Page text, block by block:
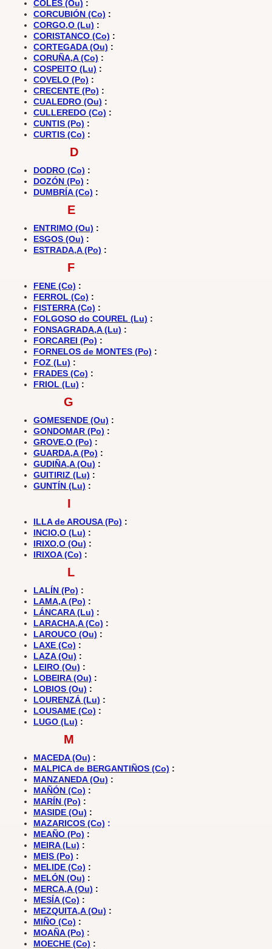
COLES (Ou) :
CORCUBIÓN (Co) :
CORGO,O (Lu) :
CORISTANCO (Co) :
CORTEGADA (Ou) :
CORUÑA,A (Co) :
COSPEITO (Lu) :
COVELO (Po) :
CRECENTE (Po) :
CUALEDRO (Ou) :
CULLEREDO (Co) :
CUNTIS (Po) :
CURTIS (Co) :
D
DODRO (Co) :
DOZÓN (Po) :
DUMBRÍA (Co) :
E
ENTRIMO (Ou) :
ESGOS (Ou) :
ESTRADA,A (Po) :
F
FENE (Co) :
FERROL (Co) :
FISTERRA (Co) :
FOLGOSO do COUREL (Lu) :
FONSAGRADA,A (Lu) :
FORCAREI (Po) :
FORNELOS de MONTES (Po) :
FOZ (Lu) :
FRADES (Co) :
FRIOL (Lu) :
G
GOMESENDE (Ou) :
GONDOMAR (Po) :
GROVE,O (Po) :
GUARDA,A (Po) :
GUDIÑA,A (Ou) :
GUITIRIZ (Lu) :
GUNTÍN (Lu) :
I
ILLA de AROUSA (Po) :
INCIO,O (Lu) :
IRIXO,O (Ou) :
IRIXOA (Co) :
L
LALÍN (Po) :
LAMA,A (Po) :
LÁNCARA (Lu) :
LARACHA,A (Co) :
LAROUCO (Ou) :
LAXE (Co) :
LAZA (Ou) :
LEIRO (Ou) :
LOBEIRA (Ou) :
LOBIOS (Ou) :
LOURENZÁ (Lu) :
LOUSAME (Co) :
LUGO (Lu) :
M
MACEDA (Ou) :
MALPICA de BERGANTIÑOS (Co) :
MANZANEDA (Ou) :
MAÑÓN (Co) :
MARÍN (Po) :
MASIDE (Ou) :
MAZARICOS (Co) :
MEAÑO (Po) :
MEIRA (Lu) :
MEIS (Po) :
MELIDE (Co) :
MELÓN (Ou) :
MERCA,A (Ou) :
MESÍA (Co) :
MEZQUITA,A (Ou) :
MIÑO (Co) :
MOAÑA (Po) :
MOECHE (Co) :